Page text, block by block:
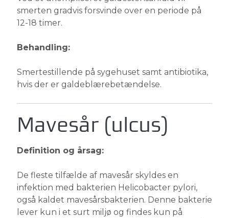
smerten gradvis forsvinde over en periode på
12-18 timer.
Behandling:
Smertestillende på sygehuset samt antibiotika,
hvis der er galdeblærebetændelse.
Mavesår (ulcus)
Definition og årsag:
De fleste tilfælde af mavesår skyldes en
infektion med bakterien Helicobacter pylori,
også kaldet mavesårsbakterien. Denne bakterie
lever kun i et surt miljø og findes kun på